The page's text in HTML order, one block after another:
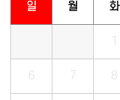
일 월 화
1
6 7 8